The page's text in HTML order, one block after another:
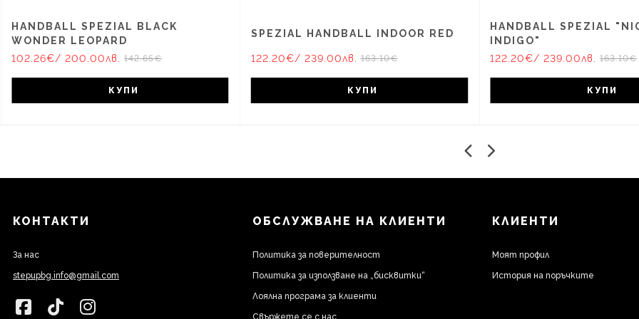
HANDBALL SPEZIAL BLACK
WONDER LEOPARD
102.26€/ 200.00лв. 142.65€
КУПИ
SPEZIAL HANDBALL INDOOR RED
122.20€/ 239.00лв. 163.10€
КУПИ
HANDBALL SPEZIAL
INDIGO"
122.20€/ 239.00лв. 163.10€
КУПИ
КОНТАКТИ
За нас
stepupbg.info@gmail.com
ОБСЛУЖВАНЕ НА КЛИЕНТИ
Политика за поверителност
Политика за използване на „бисквитки“
Лоялна програма за клиенти
КЛИЕНТИ
Моят профил
История на поръчките